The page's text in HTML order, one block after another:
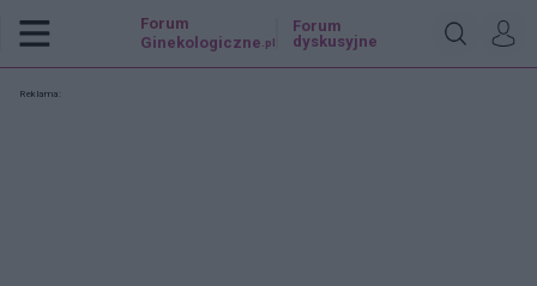
Forum
Ginekologiczne .pl
Forum
dyskusyjne
Reklama: